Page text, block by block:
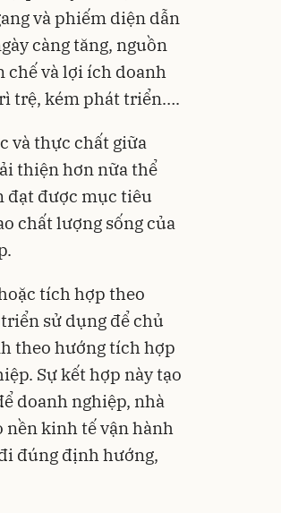
và phiếm diện dẫn
càng tăng, nguồn
chế và lợi ích doanh
trệ, kém phát triển….
và thực chất giữa
thiện hơn nữa thể
đạt được mục tiêu
chất lượng sống của
tích hợp theo
sử dụng để chủ
theo hướng tích hợp
Sự kết hợp này tạo
doanh nghiệp, nhà
nền kinh tế vận hành
đúng định hướng,